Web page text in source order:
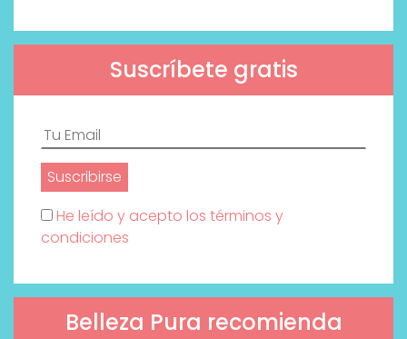
Suscríbete gratis
He leído y acepto los términos y
condiciones
Belleza Pura recomienda